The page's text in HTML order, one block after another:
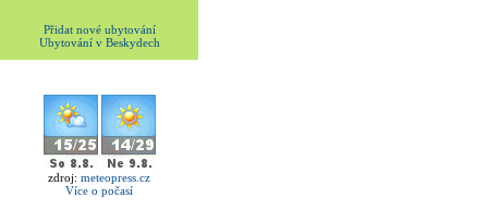
Přidat nové ubytování
Ubytování v Beskydech
zdroj: meteopress.cz
Více o počasí